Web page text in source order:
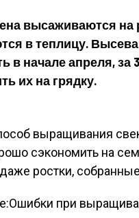
высаживаются на
в теплицу.
в начале апреля, за
их на грядку.
выращивания
сэкономить на
ростки,
при